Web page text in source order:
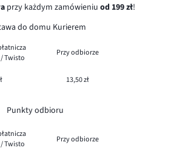
przy każdym zamówieniu od 199 zł!
do domu Kurierem
Twisto
Przy odbiorze
13,50 zł
Punkty odbioru
Twisto
Przy odbiorze